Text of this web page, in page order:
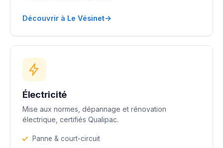
Découvrir à Le Vésinet→
Électricité
Mise aux normes, dépannage et rénovation
électrique, certifiés Qualipac.
Panne & court-circuit